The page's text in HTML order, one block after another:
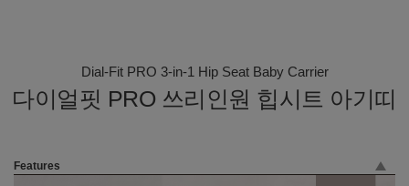
Dial-Fit PRO 3-in-1 Hip Seat Baby Carrier
다이얼핏 PRO 쓰리인원 힙시트 아기띠
Features